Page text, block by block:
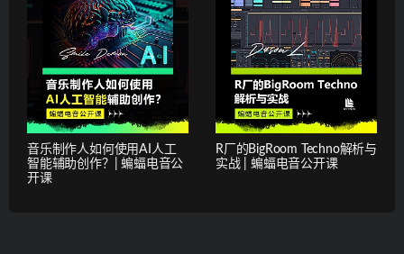
音乐制作人如何使用AI人工
智能辅助创作？| 蝙蝠电音公
开课
R厂的BigRoom Techno解析与
实战 | 蝙蝠电音公开课